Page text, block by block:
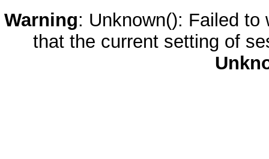
Warning: Unknown(): Failed
that the current setting of